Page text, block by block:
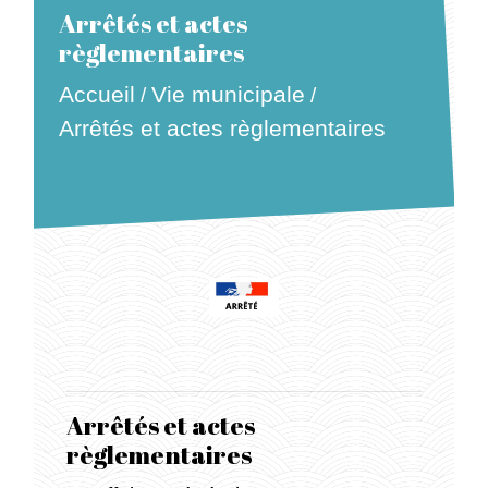
Arrêtés et actes
règlementaires
Accueil /Vie municipale /
Arrêtés et actes règlementaires
Arrêtés et actes
règlementaires